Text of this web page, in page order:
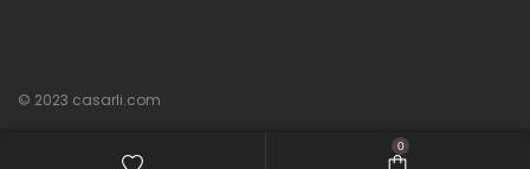
© 2023 casarli.com
0